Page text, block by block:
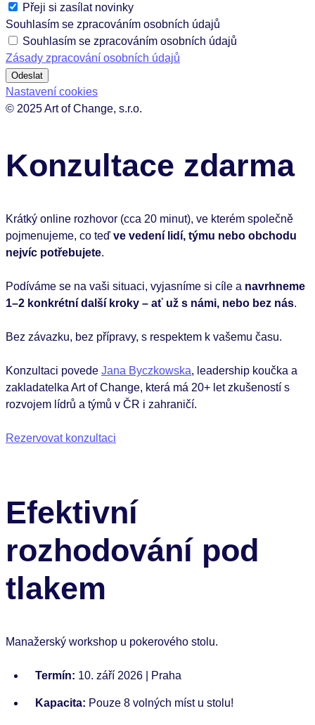
Přeji si zasílat novinky
Souhlasím se zpracováním osobních údajů
Souhlasím se zpracováním osobních údajů
Zásady zpracování osobních údajů
Odeslat
Nastavení cookies
© 2025 Art of Change, s.r.o.
Konzultace zdarma
Krátký online rozhovor (cca 20 minut), ve kterém společně
pojmenujeme, co teď ve vedení lidí, týmu nebo obchodu
nejvíc potřebujete.
Podíváme se na vaši situaci, vyjasníme si cíle a navrhneme
1–2 konkrétní další kroky – ať už s námi, nebo bez nás.
Bez závazku, bez přípravy, s respektem k vašemu času.
Konzultaci povede Jana Byczkowska, leadership koučka a
zakladatelka Art of Change, která má 20+ let zkušeností s
rozvojem lídrů a týmů v ČR i zahraničí.
Rezervovat konzultaci
Efektivní
rozhodování pod
tlakem
Manažerský workshop u pokerového stolu.
Termín: 10. září 2026 | Praha
Kapacita: Pouze 8 volných míst u stolu!